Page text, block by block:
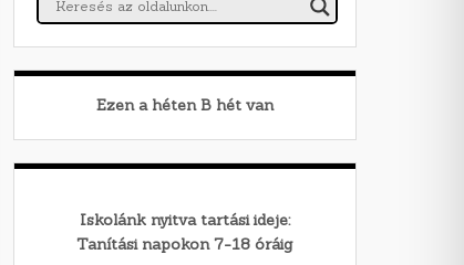
Ezen a héten Bhét van
Iskolánk nyitva tartási ideje:
Tanítási napokon 7-18 óráig